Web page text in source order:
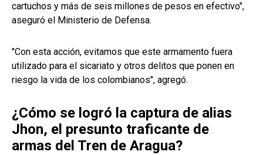
cartuchos y más de seis millones de pesos en efectivo",
aseguró el Ministerio de Defensa.
"Con esta acción, evitamos que este armamento fuera
utilizado para el sicariato y otros delitos que ponen en
riesgo la vida de los colombianos", agregó.
¿Cómo se logró la captura de alias
Jhon, el presunto traficante de
armas del Tren de Aragua?